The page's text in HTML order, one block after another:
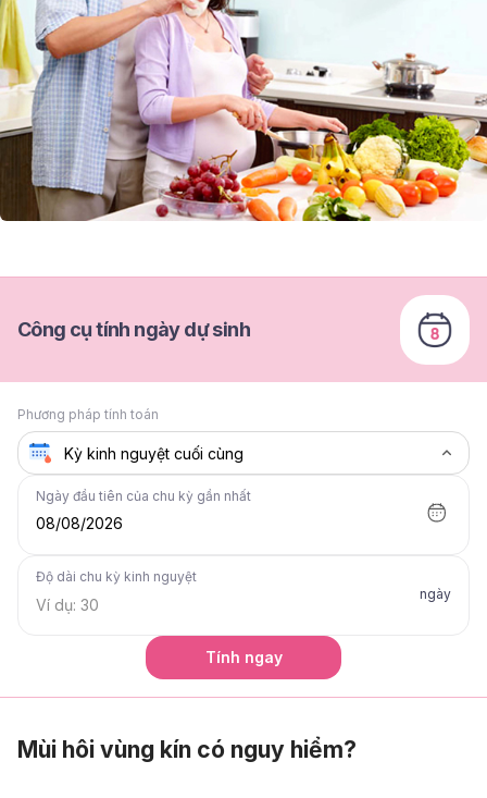
Công cụ tính ngày dự sinh
Phương pháp tính toán
Ngày đầu tiên của chu kỳ gần nhất
08/08/2026
Độ dài chu kỳ kinh nguyệt
ngày
Tính ngay
Mùi hôi vùng kín có nguy hiểm?